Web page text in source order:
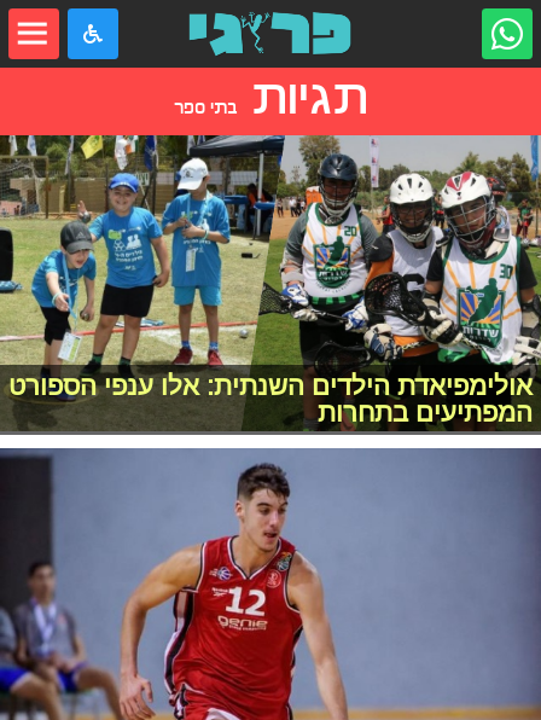
תגיות בתי ספר
אולימפיאדת הילדים השנתית: אלו ענפי הספורט
המפתיעים בתחרות